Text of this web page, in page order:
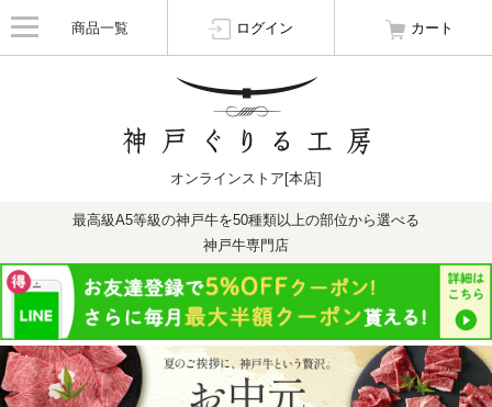
商品一覧 ログイン カート
オンラインストア[本店]
最高級A5等級の神戸牛を50種類以上の部位から選べる
神戸牛専門店